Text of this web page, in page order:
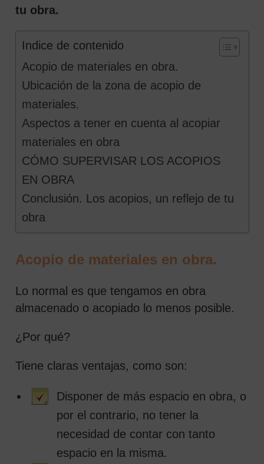
tu obra.
Indice de contenido
Acopio de materiales en obra.
Ubicación de la zona de acopio de
materiales.
Aspectos a tener en cuenta al acopiar
materiales en obra
CÓMO SUPERVISAR LOS ACOPIOS
EN OBRA
Conclusión. Los acopios, un reflejo de tu
obra
Acopio de materiales en obra.
Lo normal es que tengamos en obra
almacenado o acopiado lo menos posible.
¿Por qué?
Tiene claras ventajas, como son:
Disponer de más espacio en obra, o
por el contrario, no tener la
necesidad de contar con tanto
espacio en la misma.